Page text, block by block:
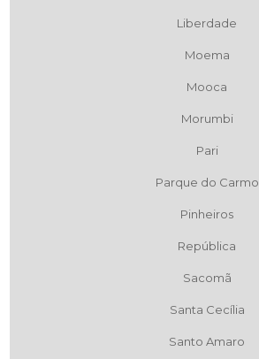
Liberdade
Moema
Mooca
Morumbi
Pari
Parque do Carmo
Pinheiros
República
Sacomã
Santa Cecília
Santo Amaro